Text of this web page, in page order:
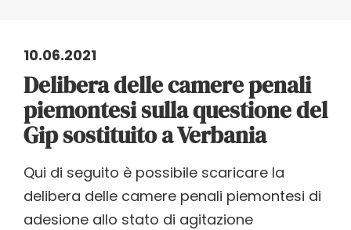
10.06.2021
Delibera delle camere penali
piemontesi sulla questione del
Gip sostituito a Verbania
Qui di seguito è possibile scaricare la
delibera delle camere penali piemontesi di
adesione allo stato di agitazione